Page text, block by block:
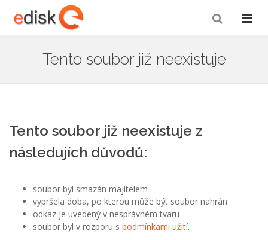
Tento soubor již neexistuje
Tento soubor již neexistuje z
následujích důvodů:
soubor byl smazán majitelem
vypršela doba, po kterou může být soubor nahrán
odkaz je uvedený v nesprávném tvaru
soubor byl v rozporu s podmínkami užití.